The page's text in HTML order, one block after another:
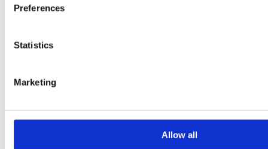
Preferences
Statistics
Marketing
Allow all
International Realty Affiliates LLC. Cada oficina es independiente
Des lieux uniques
Comprar casa en Lisboa
Comprar casa en Oporto
Comprar casa en Vilamoura